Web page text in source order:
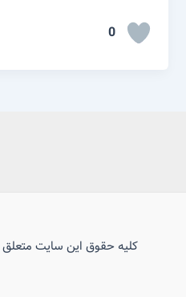
0
کلیه حقوق این سایت